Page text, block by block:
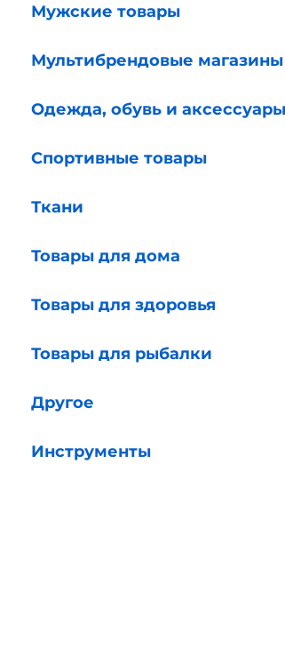
Мужские товары
Мультибрендовые магазины
Одежда, обувь и аксессуары
Спортивные товары
Ткани
Товары для дома
Товары для здоровья
Товары для рыбалки
Другое
Инструменты